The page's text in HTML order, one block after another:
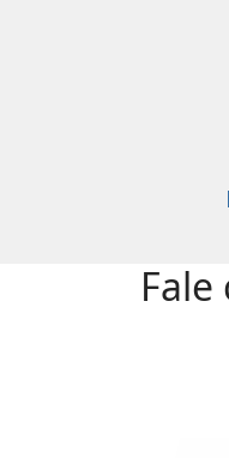
Fale